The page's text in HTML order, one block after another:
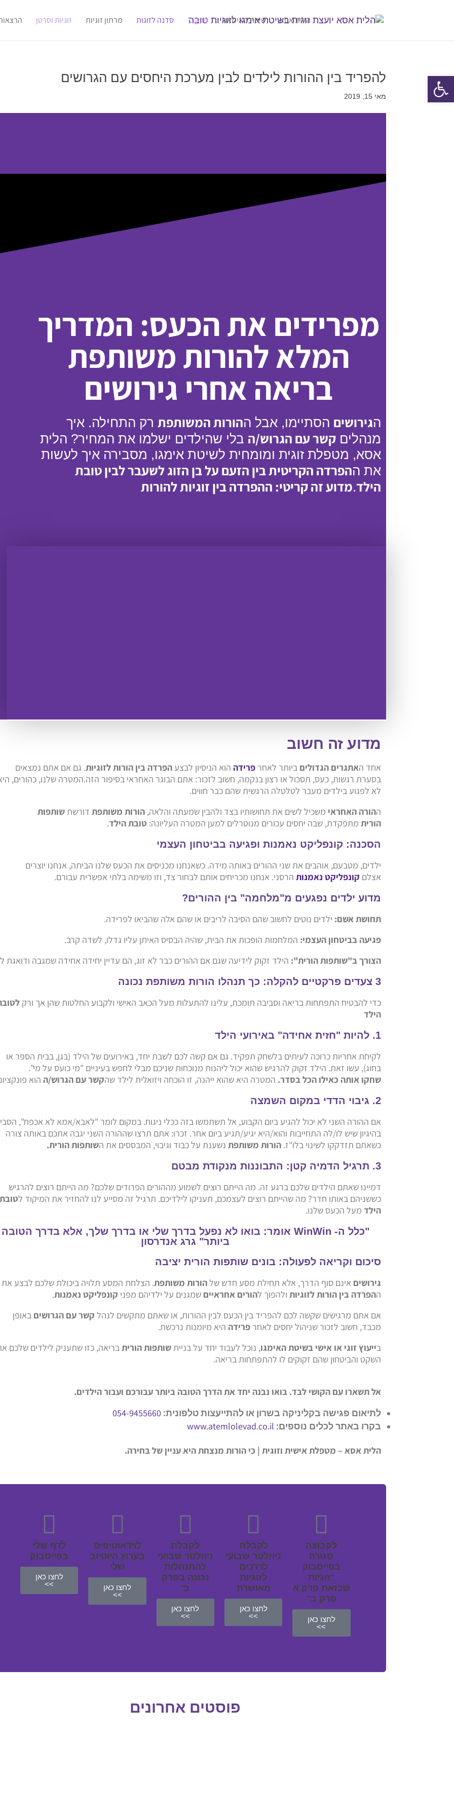
הלית אסא שיטת האימאגו פרק ב' סדנה לזוגות מרתון זוגיות זוגיות וסרטן
להפריד בין ההורות לילדים לבין מערכת היחסים עם הגרושים
מאי 15, 2019
מפרידים את הכעס: המדריך
המלא להורות משותפת
בריאה אחרי גירושים
הגירושים הסתיימו, אבל ההורות המשותפת רק התחילה. איך
מנהליםקשר עם הגרוש/ה בלי שהילדים ישלמו את המחיר? הלית
אסא, מטפלת זוגית ומומחית לשיטת אימגו, מסבירה איך לעשות
את ההפרדה הקריטית בין הזעם על בן הזוג לשעבר לבין טובת
הילד.מדוע זה קריטי: ההפרדה בין זוגיות להורות
מדוע זה חשוב
אחד האתגרים הגדולים ביותר לאחרפרידה הוא הניסיון לבצעהפרדה בין הורות לזוגיות. גם אם אתם נמצאים
בסערת רגשות, כעס, תסכול או רצון בנקמה, חשוב לזכור: אתם הבוגר האחראי בסיפור הזה.המטרה שלנו, כהורים,
לא לפגוע בילדים מעבר לטלטלה הרגשית שהם כבר חווים.
ההורה האחראי משכיל לשים את תחושותיו בצד ולהבין שמעתה והלאה,הורות משותפת דורשתשותפות
הורית מתפקדת, שבה יחסים עכורים מנוטרלים למען המטרה העליונה: טובת הילד.
הסכנה: קונפליקט נאמנות ופגיעה בביטחון העצמי
ילדים, מטבעם, אוהבים את שני ההורים באותה מידה. כשאנחנו מכניסים את הכעס שלנו הביתה, אנחנו יוצרים
אצלם קונפליקט נאמנות הרסני. אנחנו מכריחים אותם לבחור צד, וזו משימה בלתי אפשרית עבורם.
מדוע ילדים נפגעים מ"מלחמה" בין ההורים?
תחושת אשם: ילדים נוטים לחשוב שהם הסיבה לריבים או שהם אלה שהביאו לפרידה.
פגיעה בביטחון העצמי: המלחמות הופכות את הבית, שהיה הבסיס האיתן עליו גדלו, לשדה קרב.
הצורך ב"שותפות הורית": הילד זקוק לידיעה שגם אם ההורים כבר לא זוג, הם עדיין יחידה אחידה שמגבה ודואגת
3 צעדים פרקטיים להקלה: כך תנהלו הורות משותפת נכונה
כדי להבטיח התפתחות בריאה וסביבה תומכת, עלינו להתעלות מעל הכאב האישי ולקבוע החלטות שהן אך ורק
הילד
1. להיות "חזית אחידה" באירועי הילד
לקיחת אחריות כרוכה לעיתים בלשחק תפקיד. גם אם קשה לכם לשבת יחד, באירועים של הילד (בגן, בבית הספר או
בחוג), עשו זאת. הילד זקוק להרגיש שהוא יכול ליהנות מנוכחות שניכם מבלי לחפש בעיניים "מי כועס על מי".
שחקו אותה כאילו הכל בסדר. המטרה היא שהוא ייהנה, זו הוכחה ויזואלית לילד שהקשר עם הגרוש/ה הוא
2. גיבוי הדדי במקום השמצה
אם ההורה השני לא יכול להגיע ביום הקבוע, אל תשתמשו בזה ככלי ניגוח. במקום לומר "לאבא/אמא לא אכפת",
בהיגיון שיש לו/לה התחייבות והוא/היא יגיע/תגיע ביום אחר. זכרו: אתם תרצו שההורה השני יגבה אתכם באותה צורה
כשאתם תזדקקו לשינוי בלו"ז.הורות משותפת נשענת על כבוד וגיבוי, המבססים את השותפות הורית.
3. תרגיל הדמיה קטן: התבוננות מנקודת מבטם
דמיינו שאתם הילדים שלכם ברגע זה. מה הייתם רוצים לשמוע מההורים הפרודים שלכם? מה הייתם רוצים להרגיש
כששניהם באותו חדר? מה שהייתם רוצים לעצמכם, תעניקו לילדיכם. תרגיל זה מסייע לנו להחזיר את המיקוד לטובת
הילד מעל הכעס שלנו.
"כלל ה- WinWin אומר: בואו לא נפעל בדרך שלי או בדרך שלך, אלא בדרך הטובה
ביותר" גרג אנדרסון
סיכום וקריאה לפעולה: בונים שותפות הורית יציבה
גירושים אינם סוף הדרך, אלא תחילת מסע חדש שלהורות משותפת. הצלחת המסע תלויה ביכולת שלכם לבצע את
ההפרדה בין הורות לזוגיות ולהפוך להורים אחראיים שמגנים על ילדיהם מפני קונפליקט נאמנות.
אם אתם מרגישים שקשה לכם להפריד בין הכעס לבין ההורות, או שאתם מתקשים לנהל קשר עם הגרושים באופן
מכבד, חשוב לזכור שניהול יחסים לאחרפרידה היא מיומנות נרכשת.
בייעוץ זוגי או אישי בשיטת האימגו, נוכל לעבוד יחד על בנייתשותפות הוריתבריאה, כזו שתעניק לילדים שלכם
השקט והביטחון שהם זקוקים לו להתפתחות בריאה.
אל תשארו עם הקושי לבד. בואו נבנה יחד את הדרך הטובה ביותר עבורכם ועבור הילדים.
לתיאום פגישה בקליניקה בשרון או להתייעצות טלפונית: 054-9455660
בקרו באתר לכלים נוספים: www.atemlolevad.co.il
הלית אסא – מטפלת אישית וזוגית | כי הורות מנצחת היא עניין של בחירה.
לקבוצה
סגורה
בפייסבוק
"זוגיות
שכזאת פרק א
פרק ב"
לחצו כאן
>>
לקבלת
ניוזלטר שבועי
לדרכים
לזוגיות
מאושרת
לחצו כאן
>>
לקבלת
ניוזלטר שבועי
להתנהלות
נכונה בפרק
ב'
לחצו כאן
>>
לוידאוטיפים
בערוץ היוטיוב
שלי
לחצו כאן
>>
לדף שלי
בפייסבוק
לחצו כאן
>>
פוסטים אחרונים
פתח סרגל נגישות